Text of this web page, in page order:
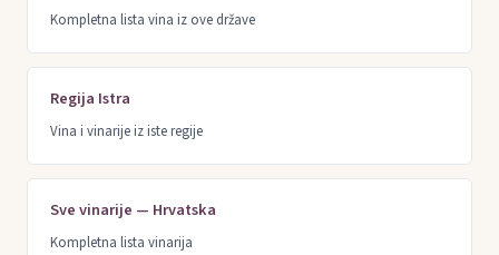
Kompletna lista vina iz ove države
Regija Istra
Vina i vinarije iz iste regije
Sve vinarije — Hrvatska
Kompletna lista vinarija